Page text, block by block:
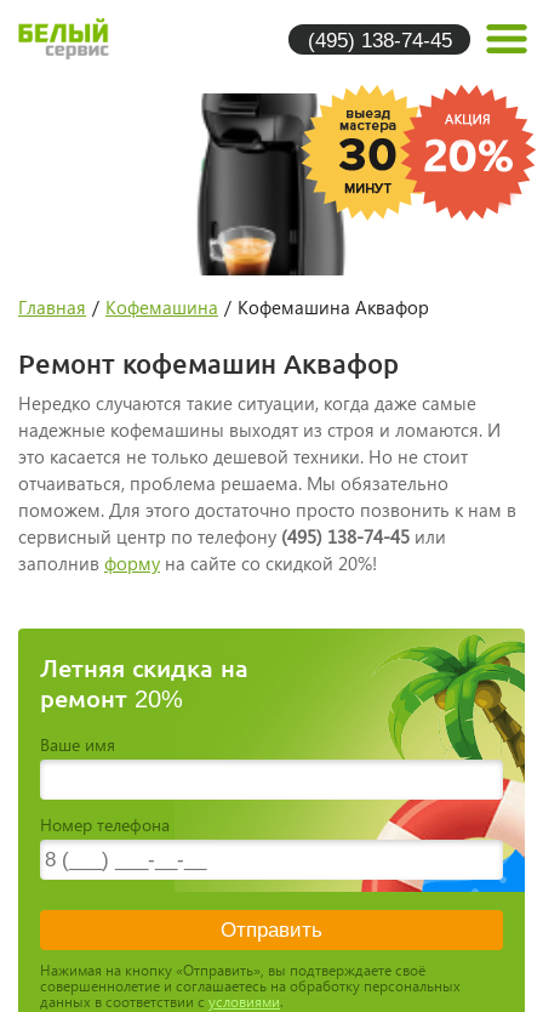
(495) 138-74-45
Главная / Кофемашина / Кофемашина Аквафор
Ремонт кофемашин Аквафор
Нередко случаются такие ситуации, когда даже самые
надежные кофемашины выходят из строя и ломаются. И
это касается не только дешевой техники. Но не стоит
отчаиваться, проблема решаема. Мы обязательно
поможем. Для этого достаточно просто позвонить к нам в
сервисный центр по телефону (495) 138-74-45 или
заполнив форму на сайте со скидкой 20%!
Летняя скидка на
ремонт 20%
Ваше имя
Номер телефона
Нажимая на кнопку «Отправить», вы подтверждаете своё
совершеннолетие и соглашаетесь на обработку персональных
данных в соответствии с условиями.